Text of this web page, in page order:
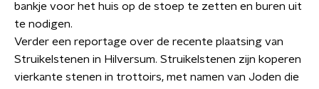
bankje voor het huis op de stoep te zetten en buren uit
te nodigen.
Verder een reportage over de recente plaatsing van
Struikelstenen in Hilversum. Struikelstenen zijn koperen
vierkante stenen in trottoirs, met namen van Joden die